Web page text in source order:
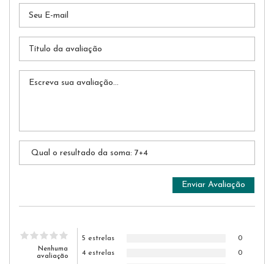
Nenhuma
avaliação
5 estrelas
0
4 estrelas
0